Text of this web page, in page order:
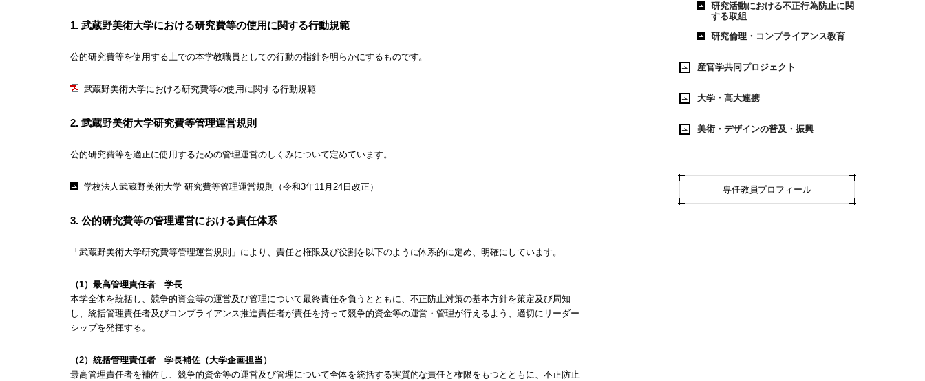
1. 武蔵野美術大学における研究費等の使用に関する行動規範
公的研究費等を使用する上での本学教職員としての行動の指針を明らかにするものです。
武蔵野美術大学における研究費等の使用に関する行動規範
2. 武蔵野美術大学研究費等管理運営規則
公的研究費等を適正に使用するための管理運営のしくみについて定めています。
学校法人武蔵野美術大学 研究費等管理運営規則（令和3年11月24日改正）
3. 公的研究費等の管理運営における責任体系
「武蔵野美術大学研究費等管理運営規則」により、責任と権限及び役割を以下のように体系的に定め、明確にしています。
（1）最高管理責任者 学長
本学全体を統括し、競争的資金等の運営及び管理について最終責任を負うとともに、不正防止対策の基本方針を策定及び周知
し、統括管理責任者及びコンプライアンス推進責任者が責任を持って競争的資金等の運営・管理が行えるよう、適切にリーダー
シップを発揮する。
（2）統括管理責任者 学長補佐（大学企画担当）
最高管理責任者を補佐し、競争的資金等の運営及び管理について全体を統括する実質的な責任と権限をもつとともに、不正防止
研究活動における不正行為防止に関
する取組
研究倫理・コンプライアンス教育
産官学共同プロジェクト
大学・高大連携
美術・デザインの普及・振興
専任教員プロフィール